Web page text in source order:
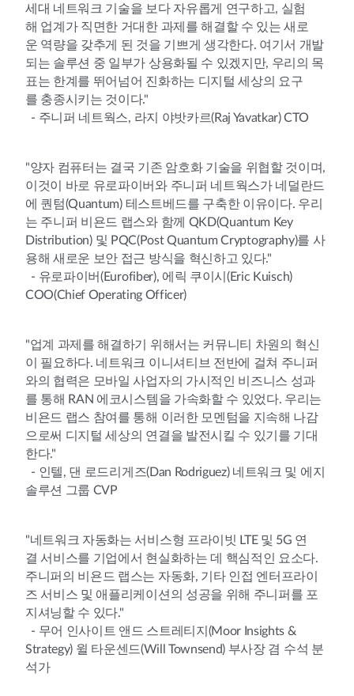
세대 네트워크 기술을 보다 자유롭게 연구하고, 실험
해 업계가 직면한 거대한 과제를 해결할 수 있는 새로
운 역량을 갖추게 된 것을 기쁘게 생각한다. 여기서 개발
되는 솔루션 중 일부가 상용화될 수 있겠지만, 우리의 목
표는 한계를 뛰어넘어 진화하는 디지털 세상의 요구
를 충종시키는 것이다."
- 주니퍼 네트웍스, 라지 야밧카르(Raj Yavatkar) CTO
"양자 컴퓨터는 결국 기존 암호화 기술을 위협할 것이며,
이것이 바로 유로파이버와 주니퍼 네트웍스가 네덜란드
에 퀀텀(Quantum) 테스트베드를 구축한 이유이다. 우리
는 주니퍼 비욘드 랩스와 함께 QKD(Quantum Key
Distribution) 및 PQC(Post Quantum Cryptography)를 사
용해 새로운 보안 접근 방식을 혁신하고 있다."
- 유로파이버(Eurofiber), 에릭 쿠이시(Eric Kuisch)
COO(Chief Operating Officer)
"업계 과제를 해결하기 위해서는 커뮤니티 차원의 혁신
이 필요하다. 네트워크 이니셔티브 전반에 걸쳐 주니퍼
와의 협력은 모바일 사업자의 가시적인 비즈니스 성과
를 통해 RAN 에코시스템을 가속화할 수 있었다. 우리는
비욘드 랩스 참여를 통해 이러한 모멘텀을 지속해 나감
으로써 디지털 세상의 연결을 발전시킬 수 있기를 기대
한다."
- 인텔, 댄 로드리게즈(Dan Rodriguez) 네트워크 및 에지
솔루션 그룹 CVP
"네트워크 자동화는 서비스형 프라이빗 LTE 및 5G 연
결 서비스를 기업에서 현실화하는 데 핵심적인 요소다.
주니퍼의 비욘드 랩스는 자동화, 기타 인접 엔터프라이
즈 서비스 및 애플리케이션의 성공을 위해 주니퍼를 포
지셔닝할 수 있다."
- 무어 인사이트 앤드 스트레티지(Moor Insights &
Strategy) 윌 타운센드(Will Townsend) 부사장 겸 수석 분
석가